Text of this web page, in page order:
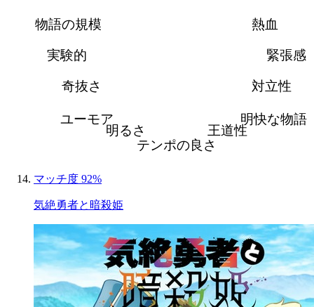
熱血
緊張感
対立性
明快な物語
王道性
テンポの良さ
明るさ
ユーモア
奇抜さ
実験的
物語の規模
マッチ度 92%
気絶勇者と暗殺姫